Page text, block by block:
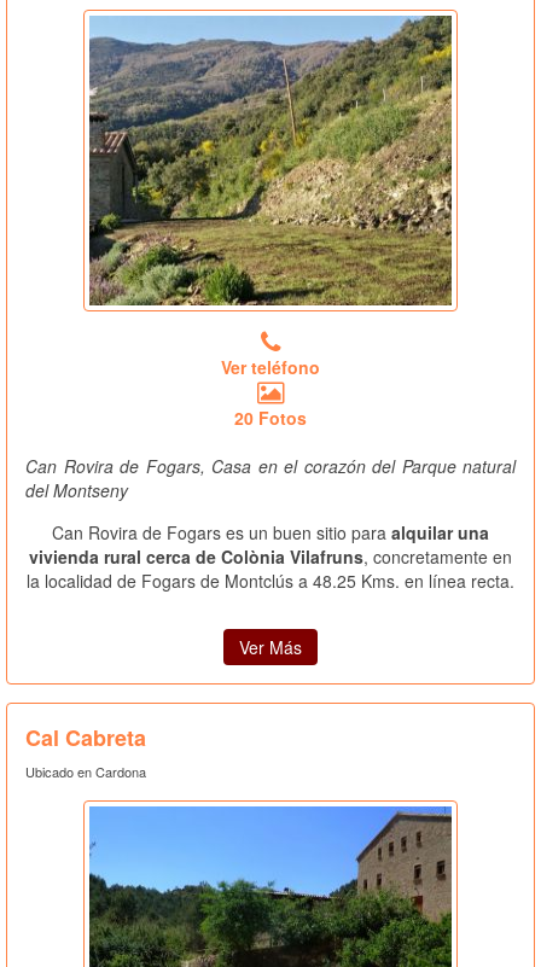
Ver teléfono
20 Fotos
Can Rovira de Fogars, Casa en el corazón del Parque natural
del Montseny
Can Rovira de Fogars es un buen sitio para alquilar una
vivienda rural cerca de Colònia Vilafruns, concretamente en
la localidad de Fogars de Montclús a 48.25 Kms. en línea recta.
Ver Más
Cal Cabreta
Ubicado en Cardona